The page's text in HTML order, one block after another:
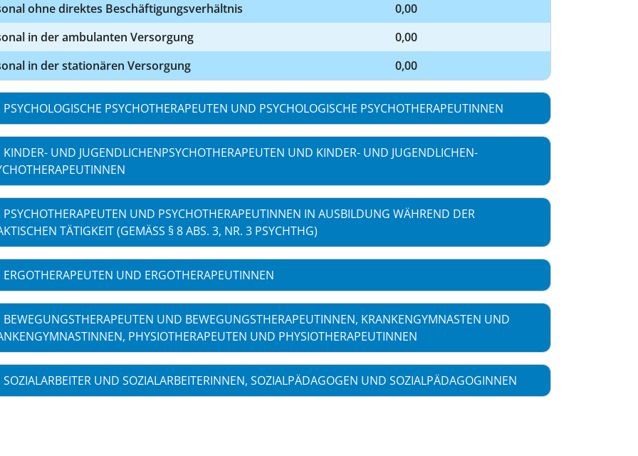
ohne direktes Beschäftigungsverhältnis
0,00
in der ambulanten Versorgung
0,00
in der stationären Versorgung
0,00
PSYCHOLOGISCHE PSYCHOTHERAPEUTEN UND PSYCHOLOGISCHE PSYCHOTHERAPEUTINNEN
KINDER- UND JUGENDLICHENPSYCHOTHERAPEUTEN UND KINDER- UND JUGENDLICHEN-
PSYCHOTHERAPEUTEN UND PSYCHOTHERAPEUTINNEN IN AUSBILDUNG WÄHREND DER
TÄTIGKEIT (GEMÄSS § 8 ABS. 3, NR. 3 PSYCHTHG)
ERGOTHERAPEUTEN UND ERGOTHERAPEUTINNEN
BEWEGUNGSTHERAPEUTEN UND BEWEGUNGSTHERAPEUTINNEN, KRANKENGYMNASTEN UND
PHYSIOTHERAPEUTEN UND PHYSIOTHERAPEUTINNEN
SOZIALARBEITER UND SOZIALARBEITERINNEN, SOZIALPÄDAGOGEN UND SOZIALPÄDAGOGINNEN